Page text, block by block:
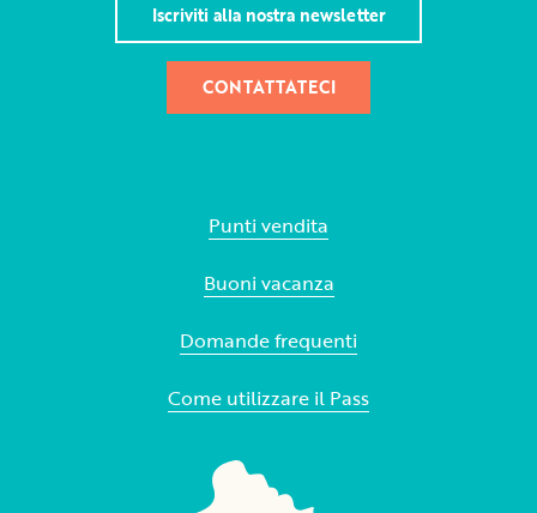
Iscriviti alla nostra newsletter
CONTATTATECI
Punti vendita
Buoni vacanza
Domande frequenti
Come utilizzare il Pass